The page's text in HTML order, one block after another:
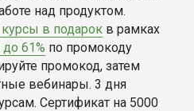
над продуктом.
в подарок в рамках
61% по промокоду
промокод, затем
вебинары. 3 дня
Сертификат на 5000